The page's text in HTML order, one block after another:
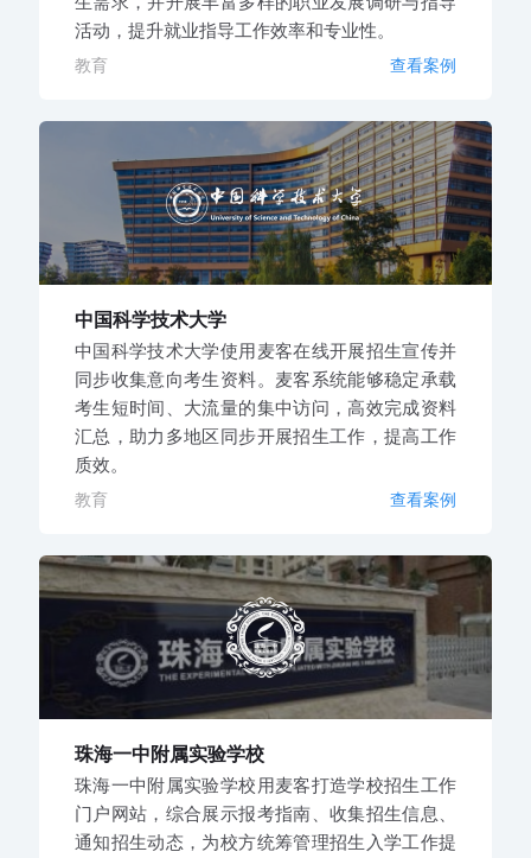
活动，提升就业指导工作效率和专业性。
教育 查看案例
中国科学技术大学
中国科学技术大学使用麦客在线开展招生宣传并
同步收集意向考生资料。麦客系统能够稳定承载
考生短时间、大流量的集中访问，高效完成资料
汇总，助力多地区同步开展招生工作，提高工作
质效。
教育 查看案例
珠海一中附属实验学校
珠海一中附属实验学校用麦客打造学校招生工作
门户网站，综合展示报考指南、收集招生信息、
通知招生动态，为校方统筹管理招生入学工作提